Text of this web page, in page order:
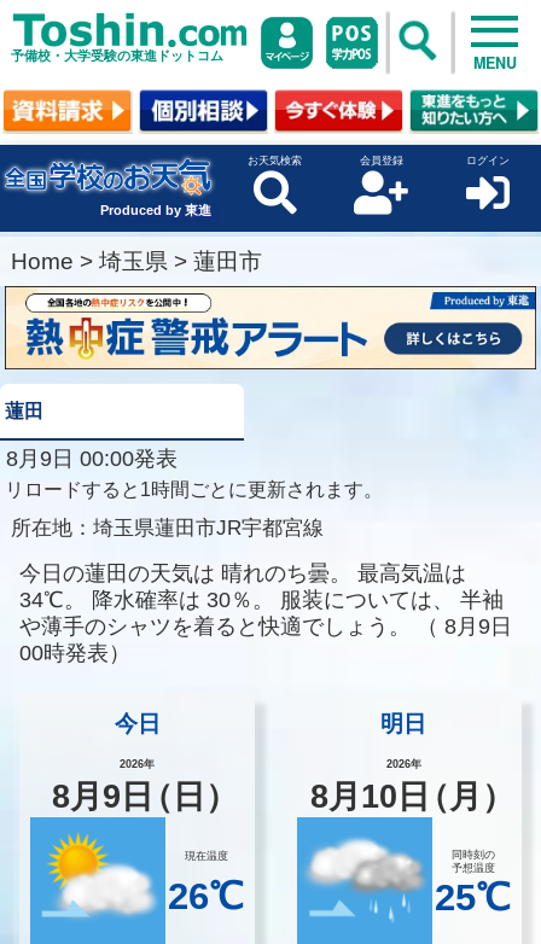
予備校・大学受験の東進ドットコム MENU
Produced by 東進
お天気検索 会員登録 ログイン
Home > 埼玉県 > 蓮田市
蓮田
8月9日 00:00発表
リロードすると1時間ごとに更新されます。
所在地： 埼玉県蓮田市JR宇都宮線
今日の蓮田の天気は 晴れのち曇。
最高気温は
34℃。
降水確率は 30％。 服装については、
半袖
や薄手のシャツを着ると快適でしょう。
（ 8月9日
00時発表）
今日
2026年
8月 9 日（日）
現在温度
26℃
明日
2026年
8月 10 日（月）
同時刻の
予想温度
25℃